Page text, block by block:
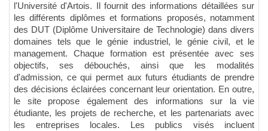
l'Université d'Artois. Il fournit des informations détaillées sur
les différents diplômes et formations proposés, notamment
des DUT (Diplôme Universitaire de Technologie) dans divers
domaines tels que le génie industriel, le génie civil, et le
management. Chaque formation est présentée avec ses
objectifs, ses débouchés, ainsi que les modalités
d'admission, ce qui permet aux futurs étudiants de prendre
des décisions éclairées concernant leur orientation. En outre,
le site propose également des informations sur la vie
étudiante, les projets de recherche, et les partenariats avec
les entreprises locales. Les publics visés incluent